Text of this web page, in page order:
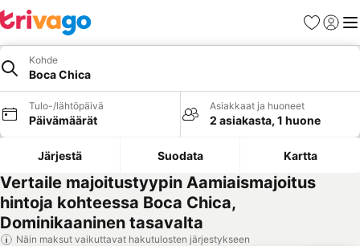
Suosikit
Kohde
Boca Chica
Tulo-/lähtöpäivä
Päivämäärät
Asiakkaat ja huoneet
2 asiakasta, 1 huone
Järjestä Suodata Kartta
Vertaile majoitustyypin Aamiaismajoitus
hintoja kohteessa Boca Chica,
Dominikaaninen tasavalta
Näin maksut vaikuttavat hakutulosten järjestykseen